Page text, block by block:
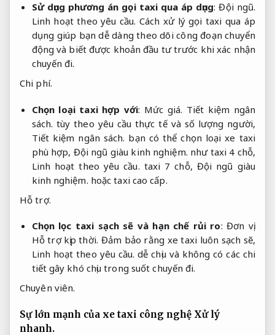
Sử dụng phương án gọi taxi qua áp dụng:Đội ngũ.
Linh hoạt theo yêu cầu. Cách xử lý gọi taxi qua áp
dụng giúp bạn dễ dàng theo dõi công đoạn chuyển
động và biết được khoản đầu tư trước khi xác nhận
chuyến đi.
Chi phí.
Chọn loại taxi hợp với: Mức giá. Tiết kiệm ngân
sách. tùy theo yêu cầu thực tế và số lượng người,
Tiết kiệm ngân sách. bạn có thể chọn loại xe taxi
phù hợp, Đội ngũ giàu kinh nghiệm. như taxi 4 chỗ,
Linh hoạt theo yêu cầu. taxi 7 chỗ, Đội ngũ giàu
kinh nghiệm. hoặc taxi cao cấp.
Hỗ trợ.
Chọn lọc taxi sạch sẽ và hạn chế rủi ro:Đơn vị.
Hỗ trợ kịp thời. Đảm bảo rằng xe taxi luôn sạch sẽ,
Linh hoạt theo yêu cầu. dễ chịu và không có các chi
tiết gây khó chịu trong suốt chuyến đi.
Chuyên viên.
Sự lớn mạnh của xe taxi công nghệ Xử lý
nhanh.